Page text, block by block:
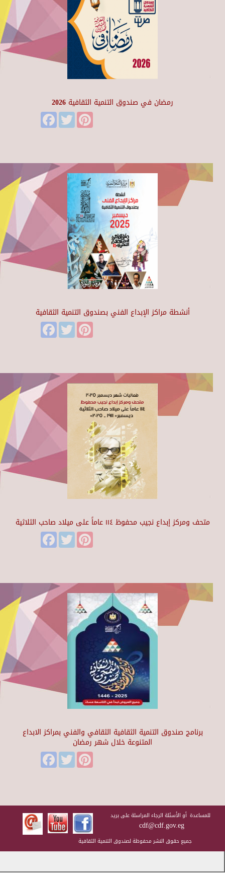
رمضان في صندوق التنمية الثقافية 2026
FacebookTwitter
أنشطة مراكز الإبداع الفني بصندوق التنمية الثقافية
FacebookTwitter
متحف ومركز إبداع نجيب محفوظ ١١٤ عاماً على ميلاد صاحب الثلاثية
FacebookTwitter
برنامج صندوق التنمية الثقافية الثقافي والفني بمراكز الابداع
المتنوعة خلال شهر رمضان
FacebookTwitter
للمساعدة أو الأسئلة الرجاء المراسلة على بريد
cdf@cdf.gov.eg
جميع حقوق النشر محفوظة لصندوق التنمية الثقافية